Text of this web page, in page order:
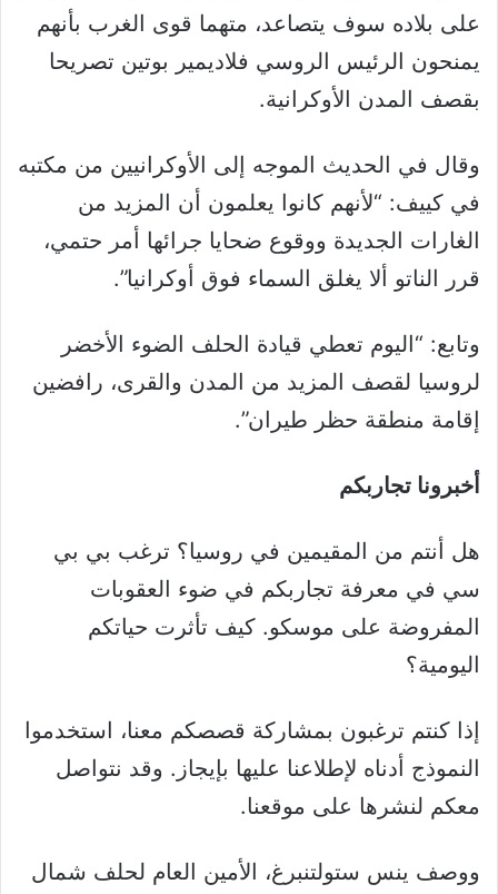
على بلاده سوف يتصاعد، متهما قوى الغرب بأنهم
يمنحون الرئيس الروسي فلاديمير بوتين تصريحا
بقصف المدن الأوكرانية.
وقال في الحديث الموجه إلى الأوكرانيين من مكتبه
في كييف: “لأنهم كانوا يعلمون أن المزيد من
الغارات الجديدة ووقوع ضحايا جرائها أمر حتمي،
قرر الناتو ألا يغلق السماء فوق أوكرانيا”.
وتابع: “اليوم تعطي قيادة الحلف الضوء الأخضر
لروسيا لقصف المزيد من المدن والقرى، رافضين
إقامة منطقة حظر طيران”.
أخبرونا تجاربكم
هل أنتم من المقيمين في روسيا؟ ترغب بي بي
سي في معرفة تجاربكم في ضوء العقوبات
المفروضة على موسكو. كيف تأثرت حياتكم
اليومية؟
إذا كنتم ترغبون بمشاركة قصصكم معنا، استخدموا
النموذج أدناه لإطلاعنا عليها بإيجاز. وقد نتواصل
معكم لنشرها على موقعنا.
ووصف ينس ستولتنبرغ، الأمين العام لحلف شمال